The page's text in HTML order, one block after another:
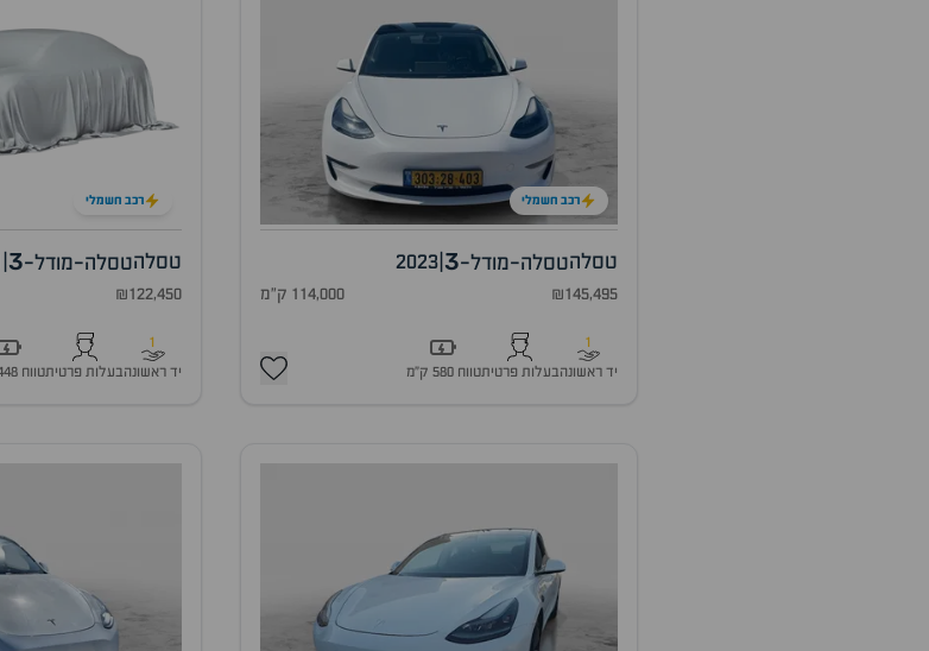
רכב חשמלי
טסלהטסלה-מודל-3
|
2023
₪145,495 114,000 ק"מ
1
יד ראשונהבעלות פרטיתטווח 580 ק״מ
רכב חשמלי
טסלהטסלה-מודל-3
₪122,450
1
יד ראשונהבעלות פרטיתטווח 448 ק״מ